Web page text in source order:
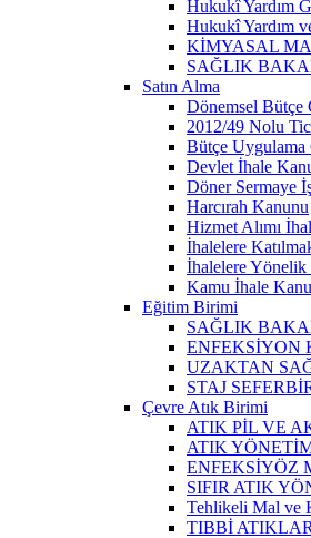
Hukukî Yardım
Hukukî Yardım
KİMYASAL
SAĞLIK
Satın Alma
Dönemsel Bütçe
2012/49 Nolu
Bütçe Uygulama
Devlet İhale
Döner Sermaye
Harcırah Kanunu
Hizmet Alımı
İhalelere
İhalelere Yönelik
Kamu İhale
Eğitim Birimi
SAĞLIK
ENFEKSİYON
UZAKTAN
STAJ
Çevre Atık Birimi
ATIK PİL VE
ATIK
ENFEKSİYÖZ
SIFIR ATIK
Tehlikeli Mal ve
TIBBİ